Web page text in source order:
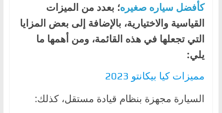
كأفضل سياره صغيره؛ بعدد من الميزات
القياسية والاختيارية، بالإضافة إلى بعض المزايا
التي تجعلها في هذه القائمة، ومن أهمها ما
يلي:
مميزات كيا بيكانتو 2023
السيارة مجهزة بنظام قيادة مستقل، كذلك: